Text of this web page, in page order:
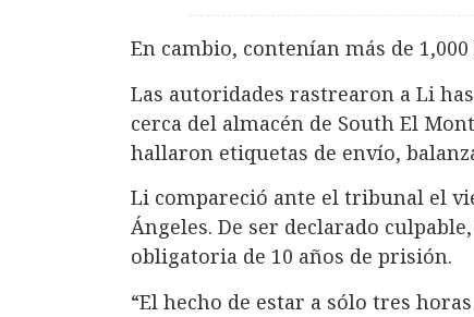
En cambio, contenían más de
Las autoridades rastrearon a Li
cerca del almacén de South El
hallaron etiquetas de envío,
Li compareció ante el tribunal el
Ángeles. De ser declarado
obligatoria de 10 años de prisión.
“El hecho de estar a sólo tres